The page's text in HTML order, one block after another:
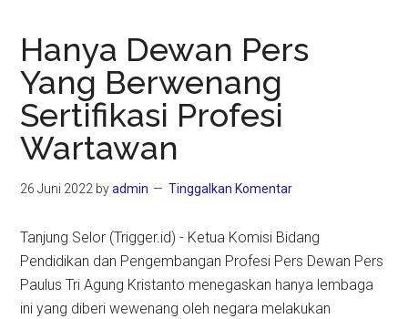
Hanya Dewan Pers
Yang Berwenang
Sertifikasi Profesi
Wartawan
26 Juni 2022 byadmin Tinggalkan Komentar
Tanjung Selor (Trigger.id) - Ketua Komisi Bidang
Pendidikan dan Pengembangan Profesi Pers Dewan Pers
Paulus Tri Agung Kristanto menegaskan hanya lembaga
ini yang diberi wewenang oleh negara melakukan